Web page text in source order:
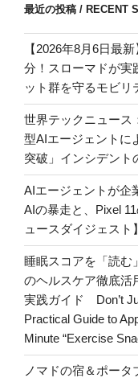
最近の投稿 / RECENT
【2026年8月6日最
分！スローマドが実
ット群を守るモビリ
世界テックニュース
型AIエージェントに
突破」インシデント
AIエージェントが企
AIの暴走と、Pixel
ュースダイジェスト】
睡眠スコアを「読む
のヘルスケア徹底活
実践ガイド Don’t
Practical Guide to
Minute “Exercise
ノマドの宿＆ポー